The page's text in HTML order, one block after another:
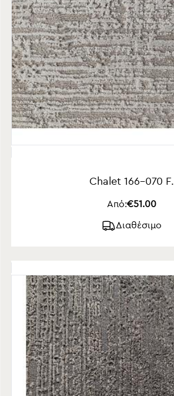
Chalet 166-070 F.
Από:€51.00
Διαθέσιμο